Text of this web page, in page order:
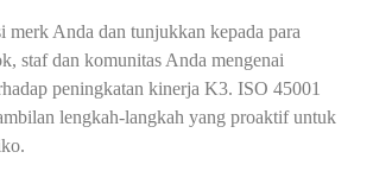
merk Anda dan tunjukkan kepada para
staf dan komunitas Anda mengenai
peningkatan kinerja K3. ISO 45001
lengkah-langkah yang proaktif untuk